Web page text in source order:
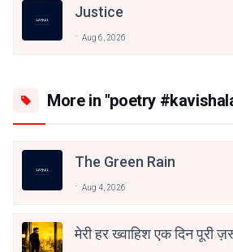
Justice
Aug 6, 2026
More in "poetry
The Green Rain
Aug 4, 2026
मेरी हर ख्वाहिश एक दिन पूरी